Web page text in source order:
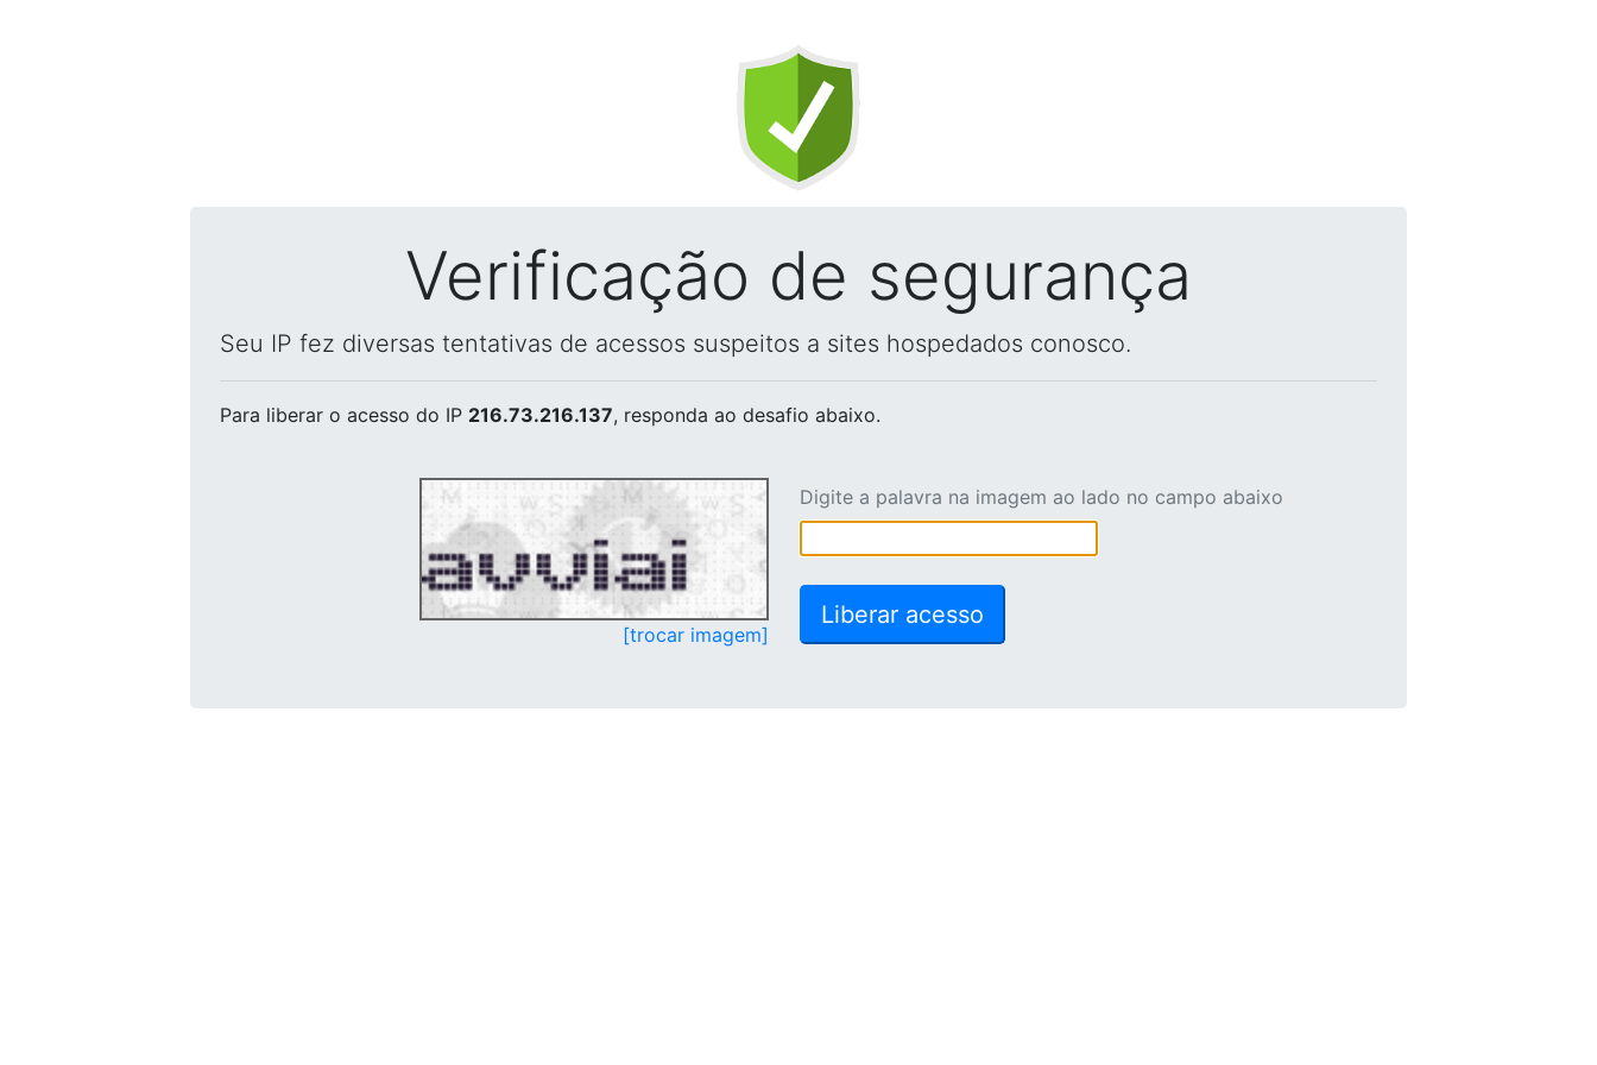
Verificação de segurança
Seu IP fez diversas tentativas de acessos suspeitos a sites hospedados conosco.
Para liberar o acesso do IP 216.73.216.137, responda ao desafio abaixo.
[trocar imagem]
Digite a palavra na imagem ao lado no campo abaixo